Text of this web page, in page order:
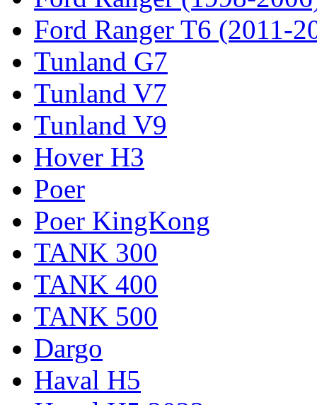
Ford Ranger T6 (2011-
Tunland G7
Tunland V7
Tunland V9
Hover H3
Poer
Poer KingKong
TANK 300
TANK 400
TANK 500
Dargo
Haval H5